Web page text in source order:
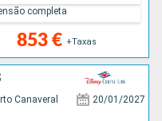
853 € +Taxas
completa
Canaveral 20/01/2027